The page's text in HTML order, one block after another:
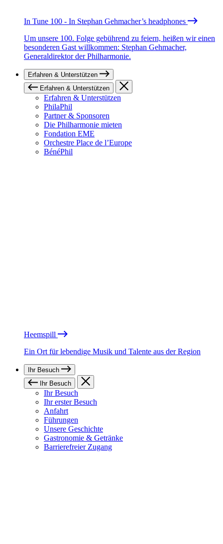
In Tune 100 - In Stephan Gehmacher’s headphones
Um unsere 100. Folge gebührend zu feiern, heißen wir einen
besonderen Gast willkommen: Stephan Gehmacher,
Generaldirektor der Philharmonie.
Erfahren & Unterstützen
Erfahren & Unterstützen
Erfahren & Unterstützen
PhilaPhil
Partner & Sponsoren
Die Philharmonie mieten
Fondation EME
Orchestre Place de l’Europe
BénéPhil
Heemspill
Ein Ort für lebendige Musik und Talente aus der Region
Ihr Besuch
Ihr Besuch
Ihr Besuch
Ihr erster Besuch
Anfahrt
Führungen
Unsere Geschichte
Gastronomie & Getränke
Barrierefreier Zugang